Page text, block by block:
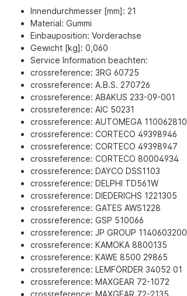
Innendurchmesser [mm]: 21
Material: Gummi
Einbauposition: Vorderachse
Gewicht [kg]: 0,060
Service Information beachten:
crossreference: 3RG 60725
crossreference: A.B.S. 270726
crossreference: ABAKUS 233-09-001
crossreference: AIC 50231
crossreference: AUTOMEGA 110062810
crossreference: CORTECO 49398946
crossreference: CORTECO 49398947
crossreference: CORTECO 80004934
crossreference: DAYCO DSS1103
crossreference: DELPHI TD561W
crossreference: DIEDERICHS 1221305
crossreference: GATES AWS1228
crossreference: GSP 510066
crossreference: JP GROUP 1140603200
crossreference: KAMOKA 8800135
crossreference: KAWE 8500 29865
crossreference: LEMFÖRDER 34052 01
crossreference: MAXGEAR 72-1072
crossreference: MAXGEAR 72-2135